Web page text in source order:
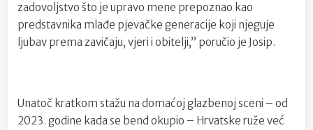
zadovoljstvo što je upravo mene prepoznao kao
predstavnika mlađe pjevačke generacije koji njeguje
ljubav prema zavičaju, vjeri i obitelji,” poručio je Josip.
Unatoč kratkom stažu na domaćoj glazbenoj sceni – od
2023. godine kada se bend okupio – Hrvatske ruže već